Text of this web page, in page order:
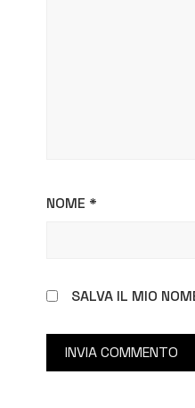
NOME *
SALVA IL MIO